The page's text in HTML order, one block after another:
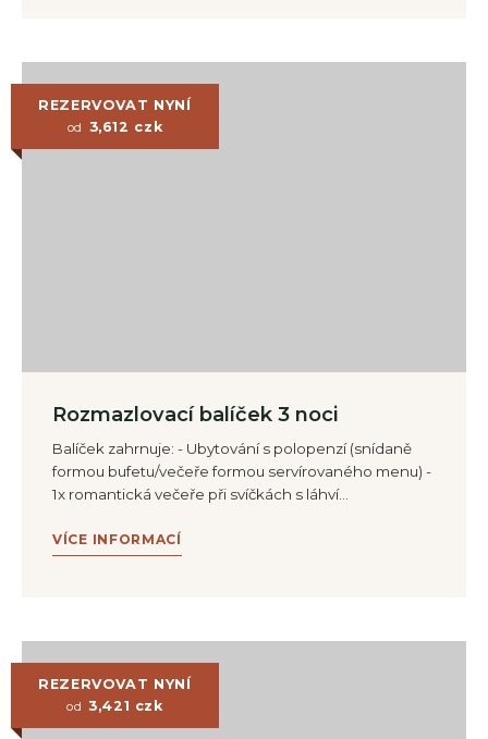
REZERVOVAT NYNÍ
od 3,612 czk
Rozmazlovací balíček 3 noci
Balíček zahrnuje: - Ubytování s polopenzí (snídaně
formou bufetu/večeře formou servírovaného menu) -
1x romantická večeře při svíčkách s láhví…
VÍCE INFORMACÍ
REZERVOVAT NYNÍ
od 3,421 czk